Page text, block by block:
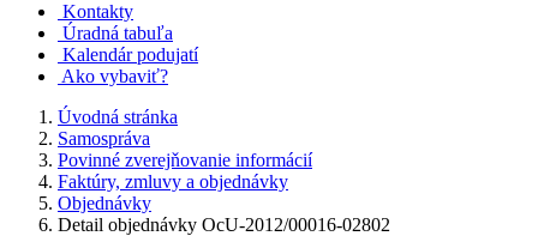
Kontakty
Úradná tabuľa
Kalendár podujatí
Ako vybaviť?
Úvodná stránka
Samospráva
Povinné zverejňovanie informácií
Faktúry, zmluvy a objednávky
Objednávky
Detail objednávky OcU-2012/00016-02802